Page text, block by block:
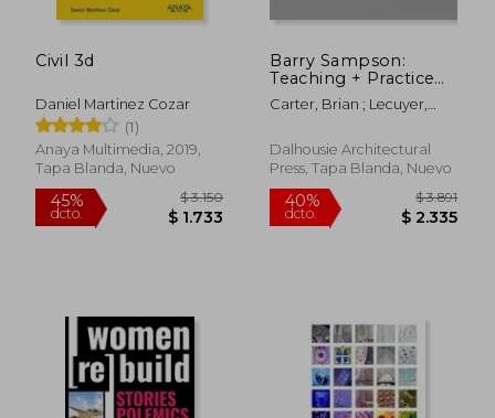
40% $ 3.002 40% $
Civil 3d
Daniel Martinez Cozar
(1)
Anaya Multimedia, 2019,
Tapa Blanda, Nuevo
Barry Sampson:
Teaching + Practice
(en Inglés)
Carter, Brian ; Lecuyer,
Dalhousie Architectural
Press, Tapa Blanda, Nuevo